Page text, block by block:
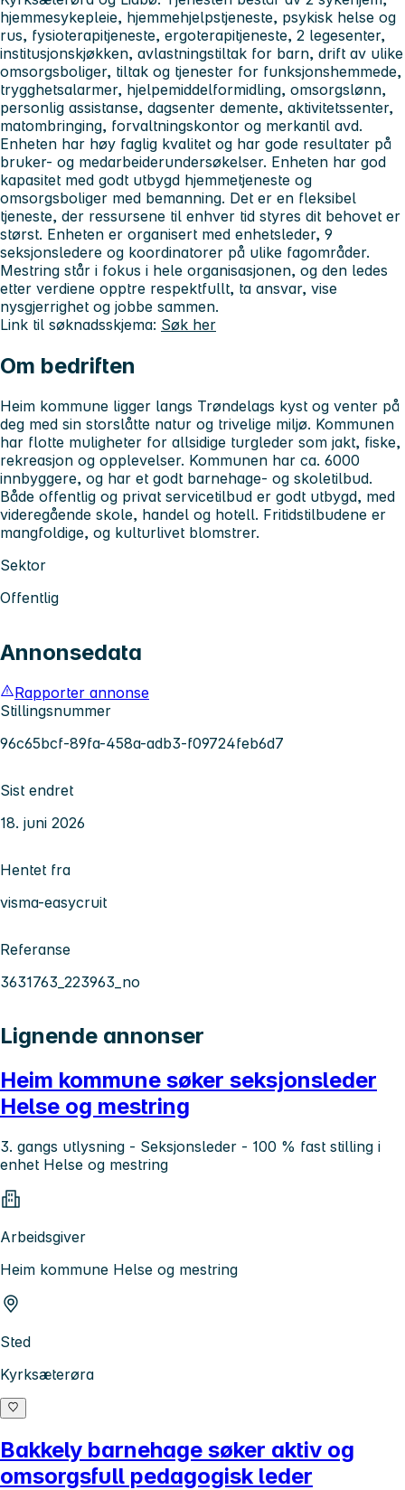
hjemmesykepleie, hjemmehjelpstjeneste, psykisk helse og
rus, fysioterapitjeneste, ergoterapitjeneste, 2 legesenter,
institusjonskjøkken, avlastningstiltak for barn, drift av ulike
omsorgsboliger, tiltak og tjenester for funksjonshemmede,
trygghetsalarmer, hjelpemiddelformidling, omsorgslønn,
personlig assistanse, dagsenter demente, aktivitetssenter,
matombringing, forvaltningskontor og merkantil avd.
Enheten har høy faglig kvalitet og har gode resultater på
bruker- og medarbeiderundersøkelser. Enheten har god
kapasitet med godt utbygd hjemmetjeneste og
omsorgsboliger med bemanning. Det er en fleksibel
tjeneste, der ressursene til enhver tid styres dit behovet er
størst. Enheten er organisert med enhetsleder, 9
seksjonsledere og koordinatorer på ulike fagområder.
Mestring står i fokus i hele organisasjonen, og den ledes
etter verdiene opptre respektfullt, ta ansvar, vise
nysgjerrighet og jobbe sammen.
Link til søknadsskjema: Søk her
Om bedriften
Heim kommune ligger langs Trøndelags kyst og venter på
deg med sin storslåtte natur og trivelige miljø. Kommunen
har flotte muligheter for allsidige turgleder som jakt, fiske,
rekreasjon og opplevelser. Kommunen har ca. 6000
innbyggere, og har et godt barnehage- og skoletilbud.
Både offentlig og privat servicetilbud er godt utbygd, med
videregående skole, handel og hotell. Fritidstilbudene er
mangfoldige, og kulturlivet blomstrer.
Sektor
Offentlig
Annonsedata
Rapporter annonse
Stillingsnummer
96c65bcf-89fa-458a-adb3-f09724feb6d7
Sist endret
18. juni 2026
Hentet fra
visma-easycruit
Referanse
3631763_223963_no
Lignende annonser
Heim kommune søker seksjonsleder
Helse og mestring
3. gangs utlysning - Seksjonsleder - 100 % fast stilling i
enhet Helse og mestring
Arbeidsgiver
Heim kommune Helse og mestring
Sted
Kyrksæterøra
Bakkely barnehage søker aktiv og
omsorgsfull pedagogisk leder